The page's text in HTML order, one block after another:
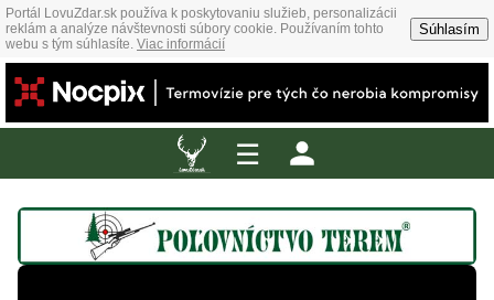
Portál LovuZdar.sk používa k poskytovaniu služieb, personalizácii
reklám a analýze návštevnosti súbory cookie. Používaním tohto
webu s tým súhlasíte. Viac informácií
Súhlasím
☰